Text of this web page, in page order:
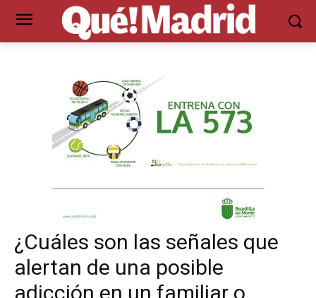
¿Cuáles son las señales que
alertan de una posible
adicción en un familiar o